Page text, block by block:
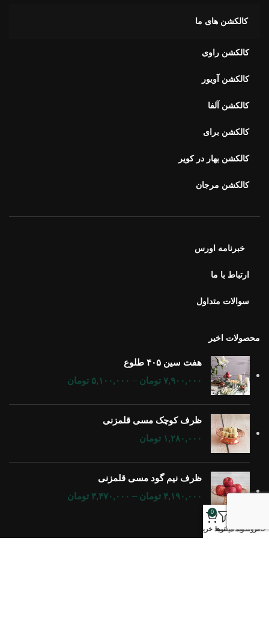
کالکشن های ما
کالکشن راوی
کالکشن آویور
کالکشن آلفا
کالکشن برای
کالکشن بهار در کویر
کالکشن مرجان
خبرنامه اورس
ارتباط با ما
سوالات متداول
محصولات اخیر
هفت سین ۴۰۵ طلوع
۷,۹۰۰,۰۰۰ تومان – ۵,۱۰۰,۰۰۰ تومان
ظرف کوچک مسی قلمزنی
۱,۲۸۰,۰۰۰ تومان
ظرف نیم گود مسی قلمزنی
۴,۱۹۰,۰۰۰ تومان – ۳,۴۷۰,۰۰۰ تومان
خانهفروشگاهوبلاگفیلترها
0
سبد خرید